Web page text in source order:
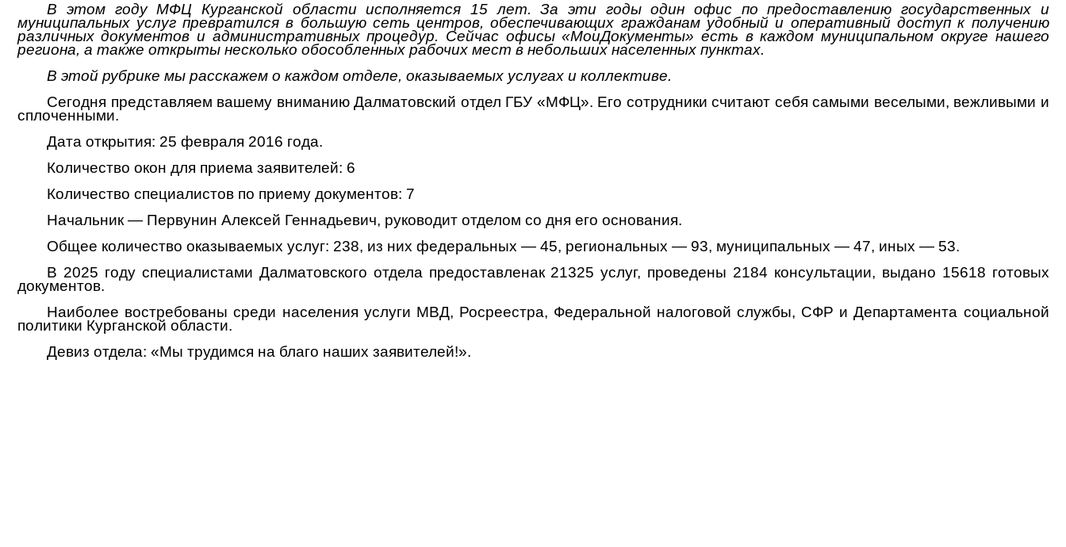
В этом году МФЦ Курганской области исполняется 15 лет.За эти годы один офис по предоставлению государственных и
муниципальных услуг превратился в большую сеть центров, обеспечивающих гражданам удобный и оперативный доступ к получению
различных документов и административных процедур. Сейчас офисы «МоиДокументы» есть в каждом муниципальном округе нашего
региона, а также открыты несколько обособленных рабочих мест в небольших населенных пунктах.
Вэтой рубрике мы расскажем о каждом отделе, оказываемых услугах и коллективе.
Сегодня представляем вашему вниманию Далматовский отдел ГБУ «МФЦ». Его сотрудники считают себя самыми веселыми, вежливыми и
сплоченными.
Дата открытия: 25 февраля 2016 года.
Количество окон для приема заявителей: 6
Количество специалистов по приему документов: 7
Начальник — Первунин Алексей Геннадьевич, руководит отделом со дня его основания.
Общее количество оказываемых услуг: 238, из них федеральных — 45, региональных — 93, муниципальных — 47, иных — 53.
В 2025 году специалистами Далматовского отдела предоставленак 21325 услуг, проведены 2184 консультации, выдано 15618 готовых
документов.
Наиболее востребованы среди населения услуги МВД, Росреестра, Федеральной налоговой службы, СФР и Департамента социальной
политики Курганской области.
Девиз отдела: «Мы трудимся на благо наших заявителей!».